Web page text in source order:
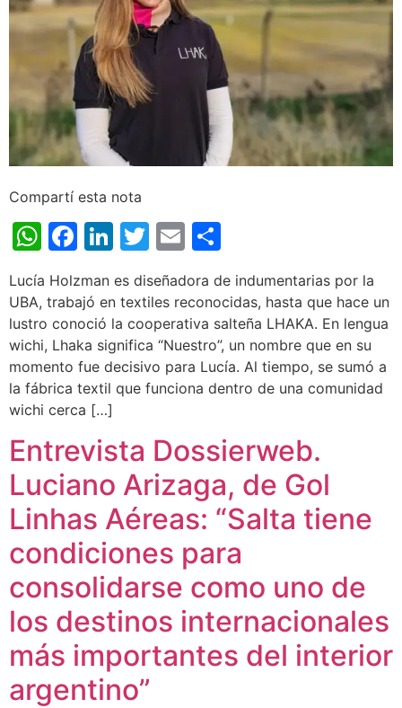
Compartí esta nota
WhatsApp
Facebook
LinkedIn
Twitter
Email
Lucía Holzman es diseñadora de indumentarias por la
UBA, trabajó en textiles reconocidas, hasta que hace un
lustro conoció la cooperativa salteña LHAKA. En lengua
wichi, Lhaka significa “Nuestro”, un nombre que en su
momento fue decisivo para Lucía. Al tiempo, se sumó a
la fábrica textil que funciona dentro de una comunidad
wichi cerca […]
Entrevista Dossierweb.
Luciano Arizaga, de Gol
Linhas Aéreas: “Salta tiene
condiciones para
consolidarse como uno de
los destinos internacionales
más importantes del interior
argentino”